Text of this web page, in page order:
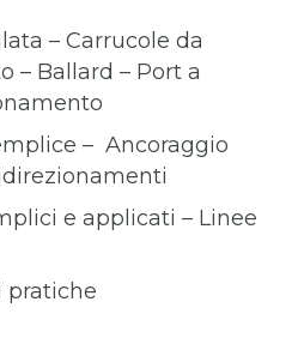
– Carrucole da
– Ballard – Port a
– Ancoraggio
e applicati – Linee
pratiche